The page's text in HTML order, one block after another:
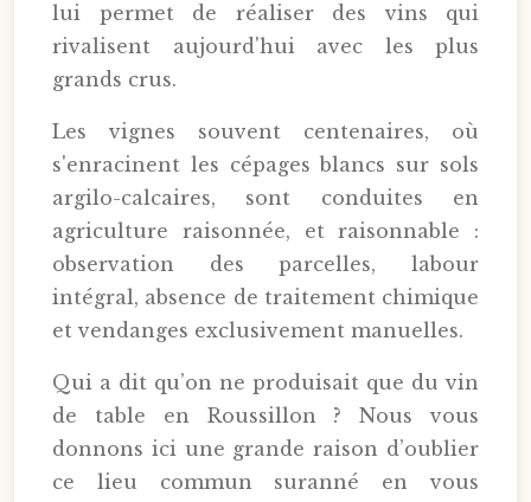
lui permet de réaliser des vins qui
rivalisent aujourd'hui avec les plus
grands crus.
Les vignes souvent centenaires, où
s'enracinent les cépages blancs sur sols
argilo-calcaires, sont conduites en
agriculture raisonnée, et raisonnable :
observation des parcelles, labour
intégral, absence de traitement chimique
et vendanges exclusivement manuelles.
Qui a dit qu’on ne produisait que du vin
de table en Roussillon ? Nous vous
donnons ici une grande raison d’oublier
ce lieu commun suranné en vous